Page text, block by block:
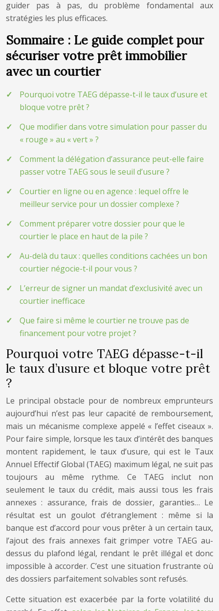
guider pas à pas, du problème fondamental aux
stratégies les plus efficaces.
Sommaire : Le guide complet pour
sécuriser votre prêt immobilier
avec un courtier
Pourquoi votre TAEG dépasse-t-il le taux d’usure et
bloque votre prêt ?
Que modifier dans votre simulation pour passer du
« rouge » au « vert » ?
Comment la délégation d’assurance peut-elle faire
passer votre TAEG sous le seuil d’usure ?
Courtier en ligne ou en agence : lequel offre le
meilleur service pour un dossier complexe ?
Comment préparer votre dossier pour que le
courtier le place en haut de la pile ?
Au-delà du taux : quelles conditions cachées un bon
courtier négocie-t-il pour vous ?
L’erreur de signer un mandat d’exclusivité avec un
courtier inefficace
Que faire si même le courtier ne trouve pas de
financement pour votre projet ?
Pourquoi votre TAEG dépasse-t-il
le taux d’usure et bloque votre prêt
?
Le principal obstacle pour de nombreux emprunteurs
aujourd’hui n’est pas leur capacité de remboursement,
mais un mécanisme complexe appelé « l’effet ciseaux ».
Pour faire simple, lorsque les taux d’intérêt des banques
montent rapidement, le taux d’usure, qui est le Taux
Annuel Effectif Global (TAEG) maximum légal, ne suit pas
toujours au même rythme. Ce TAEG inclut non
seulement le taux du crédit, mais aussi tous les frais
annexes : assurance, frais de dossier, garanties… Le
résultat est un goulot d’étranglement : même si la
banque est d’accord pour vous prêter à un certain taux,
l’ajout des frais annexes fait grimper votre TAEG au-
dessus du plafond légal, rendant le prêt illégal et donc
impossible à accorder. C’est une situation frustrante où
des dossiers parfaitement solvables sont refusés.
Cette situation est exacerbée par la forte volatilité du